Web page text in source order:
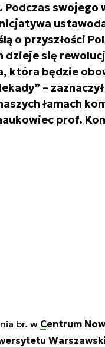
Podczas swojego
o przyszłości
dzieje się
która będzie
–
łamach
prof.
br. w Centrum